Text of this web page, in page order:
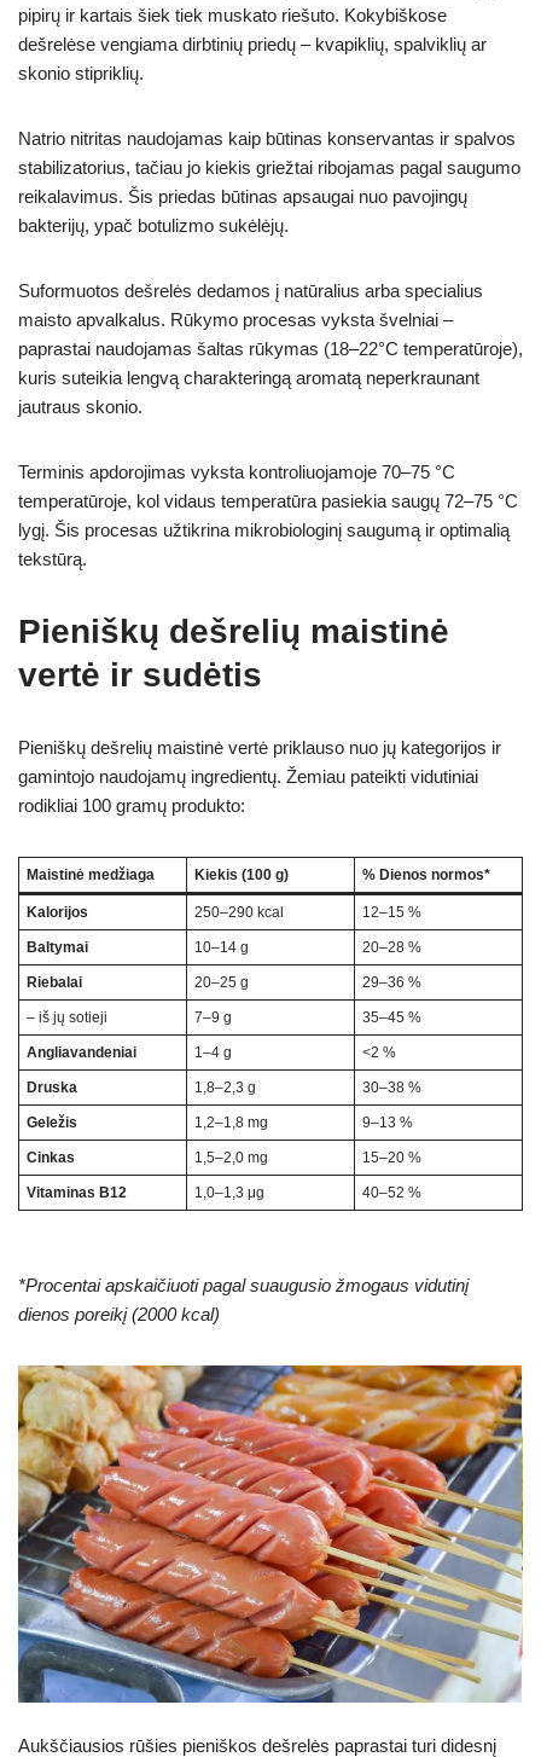
pipirų ir kartais šiek tiek muskato riešuto. Kokybiškose
dešrelėse vengiama dirbtinių priedų – kvapiklių, spalviklių ar
skonio stipriklių.
Natrio nitritas naudojamas kaip būtinas konservantas ir spalvos
stabilizatorius, tačiau jo kiekis griežtai ribojamas pagal saugumo
reikalavimus. Šis priedas būtinas apsaugai nuo pavojingų
bakterijų, ypač botulizmo sukėlėjų.
Suformuotos dešrelės dedamos į natūralius arba specialius
maisto apvalkalus. Rūkymo procesas vyksta švelniai –
paprastai naudojamas šaltas rūkymas (18–22°C temperatūroje),
kuris suteikia lengvą charakteringą aromatą neperkraunant
jautraus skonio.
Terminis apdorojimas vyksta kontroliuojamoje 70–75 °C
temperatūroje, kol vidaus temperatūra pasiekia saugų 72–75 °C
lygį. Šis procesas užtikrina mikrobiologinį saugumą ir optimalią
tekstūrą.
Pieniškų dešrelių maistinė
vertė ir sudėtis
Pieniškų dešrelių maistinė vertė priklauso nuo jų kategorijos ir
gamintojo naudojamų ingredientų. Žemiau pateikti vidutiniai
rodikliai 100 gramų produkto:
Maistinė medžiaga Kiekis (100 g) % Dienos normos*
Kalorijos 250–290 kcal 12–15 %
Baltymai 10–14 g 20–28 %
Riebalai 20–25 g 29–36 %
– iš jų sotieji 7–9 g 35–45 %
Angliavandeniai 1–4 g <2 %
Druska 1,8–2,3 g 30–38 %
Geležis 1,2–1,8 mg 9–13 %
Cinkas 1,5–2,0 mg 15–20 %
Vitaminas B12 1,0–1,3 μg 40–52 %
*Procentai apskaičiuoti pagal suaugusio žmogaus vidutinį
dienos poreikį (2000 kcal)
Aukščiausios rūšies pieniškos dešrelės paprastai turi didesnį